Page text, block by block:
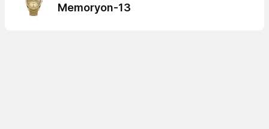
Memoryon-13